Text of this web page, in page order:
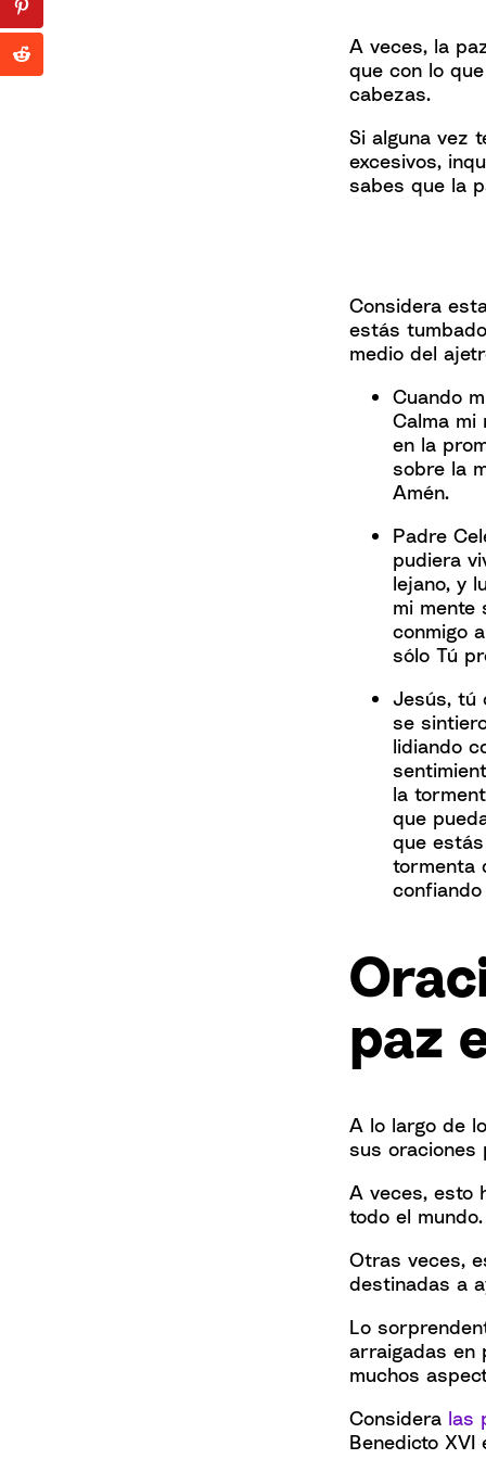
A veces, la
que con lo
cabezas.
Si alguna vez
excesivos,
sabes que la
Considera
estás
medio del
Cuando
Calma mi
en la
sobre la
Amén.
Padre
pudiera
lejano, y
mi mente
conmigo
sólo Tú
Jesús, tú
se
lidiando
la
que
que
tormenta
paz
A lo largo de
sus oraciones
A veces, esto
todo el mundo.
Otras veces,
destinadas a
Lo
arraigadas en
muchos
Considera las
Benedicto XVI